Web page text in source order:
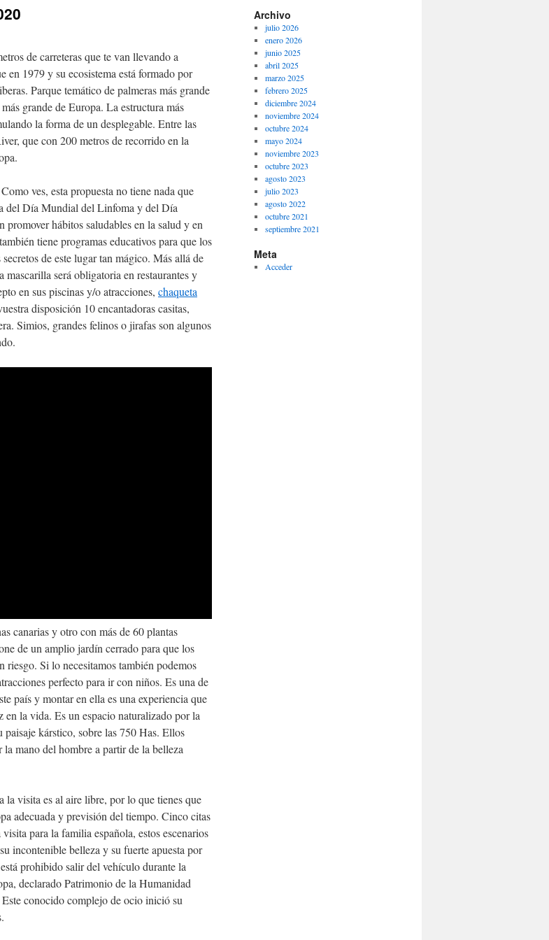
de carreteras que te van llevando a
en 1979 y su ecosistema está formado por
Parque temático de palmeras más grande
grande de Europa. La estructura más
la forma de un desplegable. Entre las
que con 200 metros de recorrido en la
ves, esta propuesta no tiene nada que
del Día Mundial del Linfoma y del Día
hábitos saludables en la salud y en
tiene programas educativos para que los
de este lugar tan mágico. Más allá de
será obligatoria en restaurantes y
en sus piscinas y/o atracciones, chaqueta
disposición 10 encantadoras casitas,
Simios, grandes felinos o jirafas son algunos
canarias y otro con más de 60 plantas
de un amplio jardín cerrado para que los
Si lo necesitamos también podemos
perfecto para ir con niños. Es una de
país y montar en ella es una experiencia que
en la vida. Es un espacio naturalizado por la
kárstico, sobre las 750 Has. Ellos
mano del hombre a partir de la belleza
visita es al aire libre, por lo que tienes que
adecuada y previsión del tiempo. Cinco citas
para la familia española, estos escenarios
incontenible belleza y su fuerte apuesta por
prohibido salir del vehículo durante la
declarado Patrimonio de la Humanidad
conocido complejo de ocio inició su
Archivo
julio 2026
enero 2026
junio 2025
abril 2025
marzo 2025
febrero 2025
diciembre 2024
noviembre 2024
octubre 2024
mayo 2024
noviembre 2023
octubre 2023
agosto 2023
julio 2023
agosto 2022
octubre 2021
septiembre 2021
Meta
Acceder